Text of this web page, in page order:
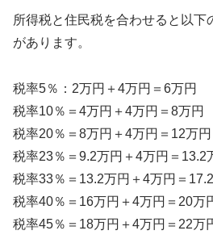
所得税と住民税を合わせると以下
があります。
税率5％：2万円＋4万円＝6万円
税率10％＝4万円＋4万円＝8万円
税率20％＝8万円＋4万円＝12万円
税率23％＝9.2万円＋4万円＝13.2
税率33％＝13.2万円＋4万円＝
税率40％＝16万円＋4万円＝20万
税率45％＝18万円＋4万円＝22万